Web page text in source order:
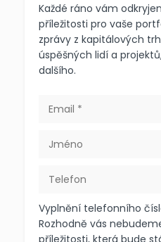
Každé ráno vám
příležitosti pro vaše
zprávy z kapitálových
úspěšných lidí a
dalšího.
Vyplnění telefonního
Rozhodně vás